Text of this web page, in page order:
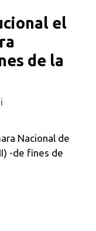
el
de la
Nacional de
-de fines de